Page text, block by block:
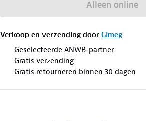
Alleen online
Verkoop en verzending door Gimeg
Geselecteerde ANWB-partner
Gratis verzending
Gratis retourneren binnen 30 dagen